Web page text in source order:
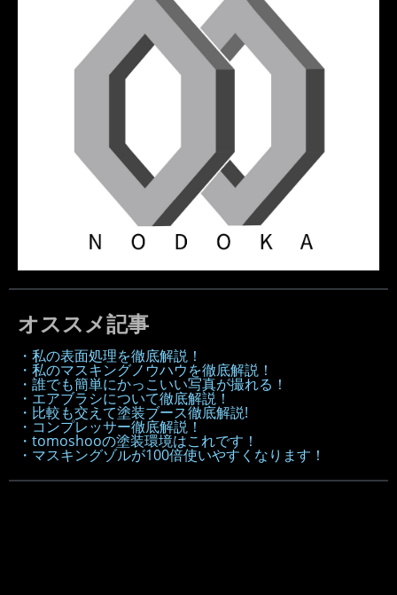
オススメ記事
・私の表面処理を徹底解説！
・私のマスキングノウハウを徹底解説！
・誰でも簡単にかっこいい写真が撮れる！
・エアブラシについて徹底解説！
・比較も交えて塗装ブース徹底解説!
・コンプレッサー徹底解説！
・tomoshooの塗装環境はこれです！
・マスキングゾルが100倍使いやすくなります！